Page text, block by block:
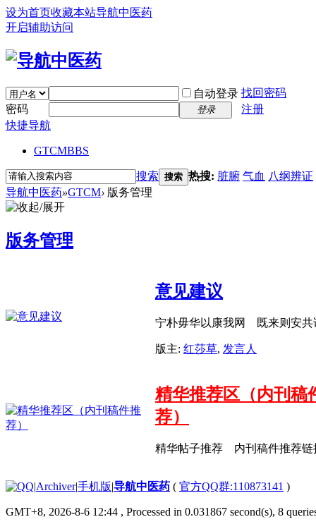
设为首页收藏本站导航中医药
开启辅助访问
自动登录 找回密码
密码
登录
注册
快捷导航
GTCMBBS
搜索 搜索 热搜: 脏腑 气血 八纲辨证
导航中医药»GTCM› 版务管理
版务管理
意见建议
宁朴毋华以康我网 既来则安共
版主: 红莎草, 发言人
精华推荐区（内刊稿
荐）
精华帖子推荐 内刊稿件推荐链
|Archiver|手机版|导航中医药 ( 官方QQ群:110873141 )
GMT+8, 2026-8-6 12:44 , Processed in 0.031867 second(s), 8